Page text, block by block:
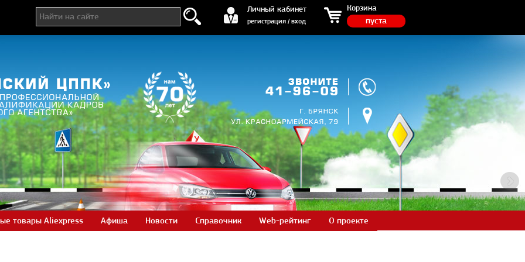
Личный кабинет
регистрация / вход
регистрация / вход Корзина
пуста
товары Aliexpress Афиша Новости Справочник Web-рейтинг О проекте